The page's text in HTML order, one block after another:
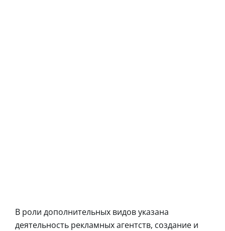
В роли дополнительных видов указана
деятельность рекламных агентств, создание и